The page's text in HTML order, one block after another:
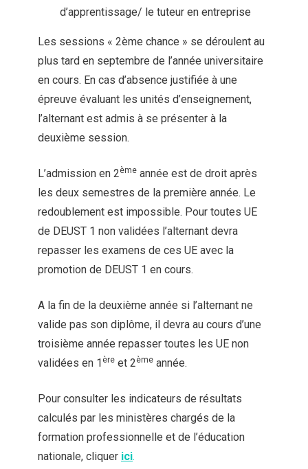
d’apprentissage/ le tuteur en entreprise
Les sessions « 2ème chance » se déroulent au
plus tard en septembre de l’année universitaire
en cours. En cas d’absence justifiée à une
épreuve évaluant les unités d’enseignement,
l’alternant est admis à se présenter à la
deuxième session.
L’admission en 2ème année est de droit après
les deux semestres de la première année. Le
redoublement est impossible. Pour toutes UE
de DEUST 1 non validées l’alternant devra
repasser les examens de ces UE avec la
promotion de DEUST 1 en cours.
A la fin de la deuxième année si l’alternant ne
valide pas son diplôme, il devra au cours d’une
troisième année repasser toutes les UE non
validées en 1 ère et 2ème année.
Pour consulter les indicateurs de résultats
calculés par les ministères chargés de la
formation professionnelle et de l’éducation
nationale, cliquer ici.